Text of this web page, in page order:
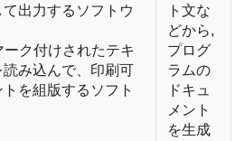
出力するソフトウ
ク付けされたテキ
み込んで、印刷可
を組版するソフト
ト文な
どから,
プログ
ラムの
ドキュ
メント
を生成